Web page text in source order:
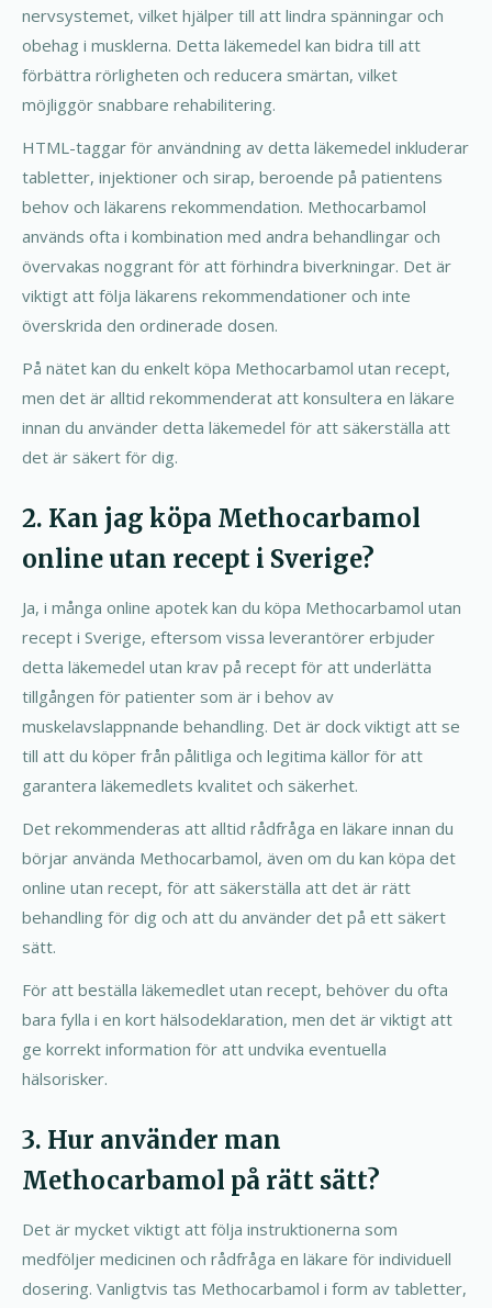
nervsystemet, vilket hjälper till att lindra spänningar och
obehag i musklerna. Detta läkemedel kan bidra till att
förbättra rörligheten och reducera smärtan, vilket
möjliggör snabbare rehabilitering.
HTML-taggar för användning av detta läkemedel inkluderar
tabletter, injektioner och sirap, beroende på patientens
behov och läkarens rekommendation. Methocarbamol
används ofta i kombination med andra behandlingar och
övervakas noggrant för att förhindra biverkningar. Det är
viktigt att följa läkarens rekommendationer och inte
överskrida den ordinerade dosen.
På nätet kan du enkelt köpa Methocarbamol utan recept,
men det är alltid rekommenderat att konsultera en läkare
innan du använder detta läkemedel för att säkerställa att
det är säkert för dig.
2. Kan jag köpa Methocarbamol
online utan recept i Sverige?
Ja, i många online apotek kan du köpa Methocarbamol utan
recept i Sverige, eftersom vissa leverantörer erbjuder
detta läkemedel utan krav på recept för att underlätta
tillgången för patienter som är i behov av
muskelavslappnande behandling. Det är dock viktigt att se
till att du köper från pålitliga och legitima källor för att
garantera läkemedlets kvalitet och säkerhet.
Det rekommenderas att alltid rådfråga en läkare innan du
börjar använda Methocarbamol, även om du kan köpa det
online utan recept, för att säkerställa att det är rätt
behandling för dig och att du använder det på ett säkert
sätt.
För att beställa läkemedlet utan recept, behöver du ofta
bara fylla i en kort hälsodeklaration, men det är viktigt att
ge korrekt information för att undvika eventuella
hälsorisker.
3. Hur använder man
Methocarbamol på rätt sätt?
Det är mycket viktigt att följa instruktionerna som
medföljer medicinen och rådfråga en läkare för individuell
dosering. Vanligtvis tas Methocarbamol i form av tabletter,